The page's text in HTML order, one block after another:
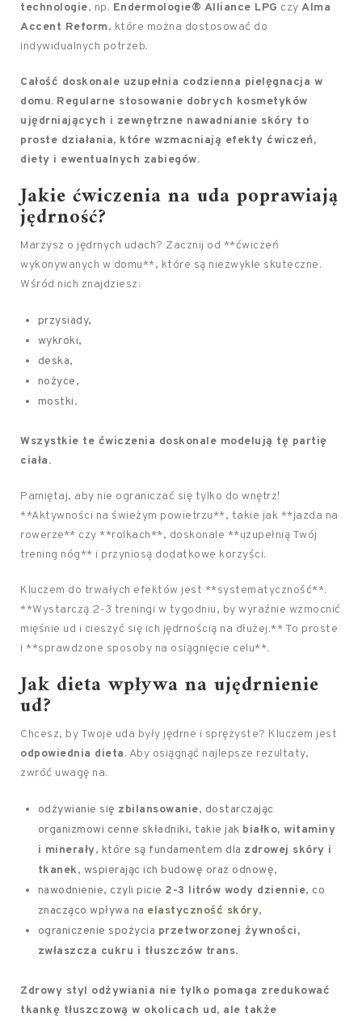
technologie, np. Endermologie® Alliance LPG czy Alma
Accent Reform, które można dostosować do
indywidualnych potrzeb.
Całość doskonale uzupełnia codzienna pielęgnacja w
domu. Regularne stosowanie dobrych kosmetyków
ujędrniających i zewnętrzne nawadnianie skóry to
proste działania, które wzmacniają efekty ćwiczeń,
diety i ewentualnych zabiegów.
Jakie ćwiczenia na uda poprawiają
jędrność?
Marzysz o jędrnych udach? Zacznij od **ćwiczeń
wykonywanych w domu**, które są niezwykle skuteczne.
Wśród nich znajdziesz:
przysiady,
wykroki,
deska,
nożyce,
mostki.
Wszystkie te ćwiczenia doskonale modelują tę partię
ciała.
Pamiętaj, aby nie ograniczać się tylko do wnętrz!
**Aktywności na świeżym powietrzu**, takie jak **jazda na
rowerze** czy **rolkach**, doskonale **uzupełnią Twój
trening nóg** i przyniosą dodatkowe korzyści.
Kluczem do trwałych efektów jest **systematyczność**.
**Wystarczą 2-3 treningi w tygodniu, by wyraźnie wzmocnić
mięśnie ud i cieszyć się ich jędrnością na dłużej.** To proste
i **sprawdzone sposoby na osiągnięcie celu**.
Jak dieta wpływa na ujędrnienie
ud?
Chcesz, by Twoje uda były jędrne i sprężyste? Kluczem jest
odpowiednia dieta. Aby osiągnąć najlepsze rezultaty,
zwróć uwagę na:
odżywianie się zbilansowanie, dostarczając
organizmowi cenne składniki, takie jak białko, witaminy
i minerały, które są fundamentem dla zdrowej skóry i
tkanek, wspierając ich budowę oraz odnowę,
nawodnienie, czyli picie 2-3 litrów wody dziennie, co
znacząco wpływa na elastyczność skóry,
ograniczenie spożycia przetworzonej żywności,
zwłaszcza cukru i tłuszczów trans.
Zdrowy styl odżywiania nie tylko pomaga zredukować
tkankę tłuszczową w okolicach ud, ale także